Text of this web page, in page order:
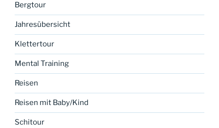
Bergtour
Jahresübersicht
Klettertour
Mental Training
Reisen
Reisen mit Baby/Kind
Schitour